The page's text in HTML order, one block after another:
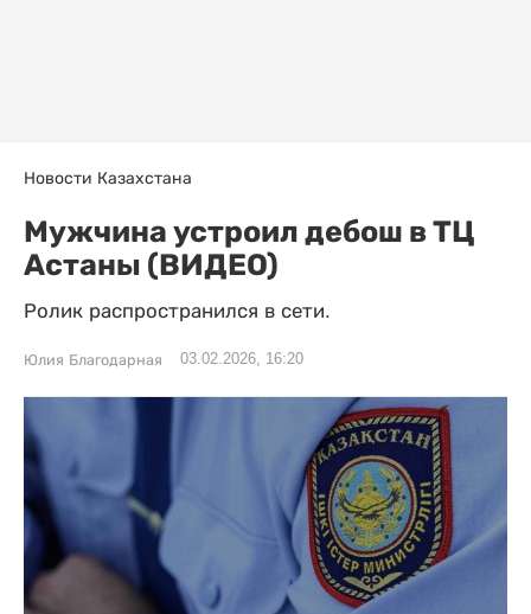
Новости Казахстана
Мужчина устроил дебош в ТЦ
Астаны (ВИДЕО)
Ролик распространился в сети.
Юлия Благодарная 03.02.2026, 16:20